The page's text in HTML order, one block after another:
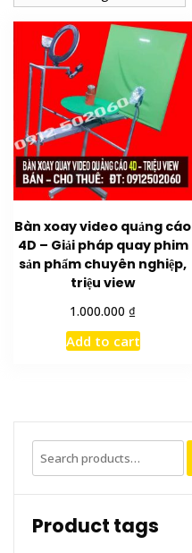
Bàn xoay video quảng cáo
4D – Giải pháp quay phim
sản phẩm chuyên nghiệp,
triệu view
1.000.000 ₫
Add to cart
Search
for:
Product tags